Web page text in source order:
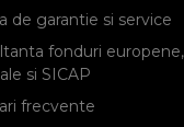
de garantie si service
fonduri europene,
si SICAP
frecvente